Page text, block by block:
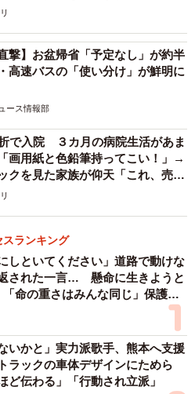
、藁にすがりながらようやく
に沈めるような行為だと思い
い立場で、一方的な契約解除
私たちのような働き方がある
い。これ以上、生活を逼迫さ
す」と憤りを滲ませた。
都宮健児さんや経営士の堺剛さ
さん、ライブハウスロフトプ
ん、映像ディレクターのブン
響が生じるかについて、具体
ライブハウスを運営する加藤
のときにも感じたが、この国
いる。インボイス制度も同
とに、怒りが湧いてくる」と
れまでもひどい目に遭わされ
人材流出に拍車がかかるので
撃】お盆帰省「予定なし」が約半
速バスの「使い分け」が鮮明に
ース情報部
で入院 ３カ月の病院生活があま
画用紙と色鉛筆持ってこい！」→
クを見た家族が仰天「これ、売れ
スランキング
しといてください」道路で動けな
された一言… 懸命に生きようと
命の重さはみんな同じ」保護団
いかと」実力派歌手、熊本へ支援
ラックの車体デザインにためら
伝わる」「行動され立派」